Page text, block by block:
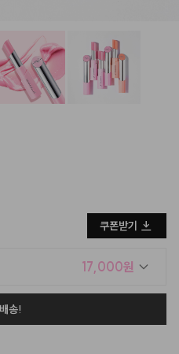
쿠폰받기
17,000원
송!